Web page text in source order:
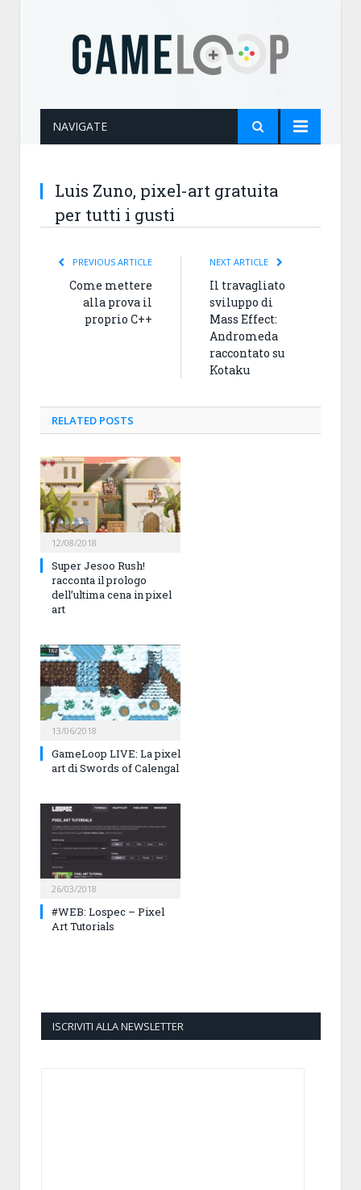
NAVIGATE
Luis Zuno, pixel-art gratuita
per tutti i gusti
PREVIOUS ARTICLE
Come mettere
alla prova il
proprio C++
NEXT ARTICLE
Il travagliato
sviluppo di
Mass Effect:
Andromeda
raccontato su
Kotaku
RELATED POSTS
12/08/2018
Super Jesoo Rush!
racconta il prologo
dell’ultima cena in pixel
art
13/06/2018
GameLoop LIVE: La pixel
art di Swords of Calengal
26/03/2018
#WEB: Lospec – Pixel
Art Tutorials
ISCRIVITI ALLA NEWSLETTER